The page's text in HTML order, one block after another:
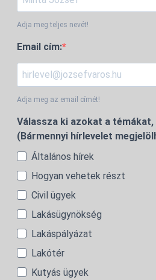
Adja meg teljes nevét!
Email cím:
Adja meg az email címét!
Válassza ki azokat a
(Bármennyi hírlevelet
Általános hírek
Hogyan vehetek részt
Civil ügyek
Lakásügynökség
Lakáspályázat
Lakótér
Kutyás ügyek